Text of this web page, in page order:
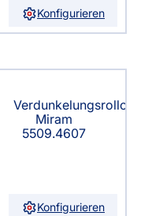
Konfigurieren
Verdunkelungsrollo
Miram
5509.4607
Konfigurieren